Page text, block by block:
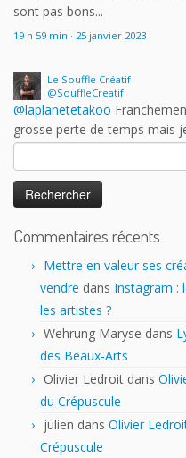
Le Souffle Créatif
@SouffleCreatif
grosse perte de temps mais
plus intéressant de trouver
des salons moins grand
auteurs y trouvent vraiment
17 h 43 min · 25 janvier 2023
Commentaires récents
Mettre en valeur ses
vendre dans Instagram :
les artistes ?
Wehrung Maryse dans
des Beaux-Arts
Olivier Ledroit dans
du Crépuscule
julien dans Olivier
Crépuscule